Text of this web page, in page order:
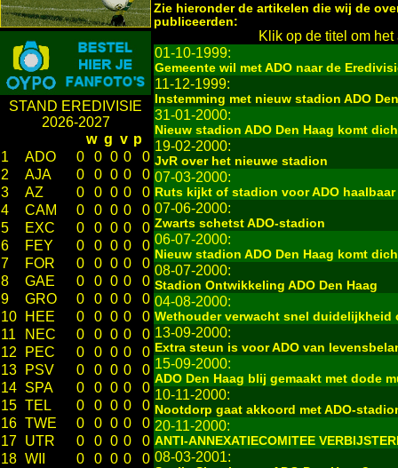
STAND EREDIVISIE
2026-2027
w g v p
1
ADO 0 0 0 0
0
2
AJA 0 0 0 0
0
3
AZ 0 0 0 0
0
4
CAM 0 0 0 0
0
5
EXC 0 0 0 0
0
6
FEY 0 0 0 0
0
7
FOR 0 0 0 0
0
8
GAE 0 0 0 0
0
9
GRO 0 0 0 0
0
10
HEE 0 0 0 0
0
11
NEC 0 0 0 0
0
12
PEC 0 0 0 0
0
13
PSV 0 0 0 0
0
14 SPA 0 0 0 0
0
15 TEL 0 0 0 0
0
16 TWE 0 0 0 0
0
17 UTR 0 0 0 0
0
18 WII 0 0 0 0
0
Zie hieronder de artikelen die wij de
publiceerden:
Klik op de titel om
01-10-1999:
Gemeente wil met ADO naar de
11-12-1999:
Instemming met nieuw stadion ADO
31-01-2000:
Nieuw stadion ADO Den Haag komt
19-02-2000:
JvR over het nieuwe stadion
07-03-2000:
Ruts kijkt of stadion voor ADO haalbaar
07-06-2000:
Zwarts schetst ADO-stadion
06-07-2000:
Nieuw stadion ADO Den Haag komt
08-07-2000:
Stadion Ontwikkeling ADO Den Haag
04-08-2000:
Wethouder verwacht snel duidelijkheid
13-09-2000:
Extra steun is voor ADO van
15-09-2000:
ADO Den Haag blij gemaakt met dode
10-11-2000:
Nootdorp gaat akkoord met ADO-
20-11-2000:
ANTI-ANNEXATIECOMITEE
08-03-2001: